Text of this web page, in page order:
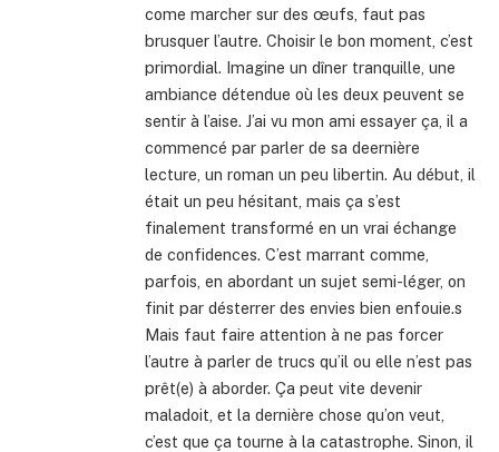
come marcher sur des œufs, faut pas
brusquer l’autre. Choisir le bon moment, c’est
primordial. Imagine un dîner tranquille, une
ambiance détendue où les deux peuvent se
sentir à l’aise. J’ai vu mon ami essayer ça, il a
commencé par parler de sa deernière
lecture, un roman un peu libertin. Au début, il
était un peu hésitant, mais ça s’est
finalement transformé en un vrai échange
de confidences. C’est marrant comme,
parfois, en abordant un sujet semi-léger, on
finit par désterrer des envies bien enfouie.s
Mais faut faire attention à ne pas forcer
l’autre à parler de trucs qu’il ou elle n’est pas
prêt(e) à aborder. Ça peut vite devenir
maladoit, et la dernière chose qu’on veut,
c’est que ça tourne à la catastrophe. Sinon, il